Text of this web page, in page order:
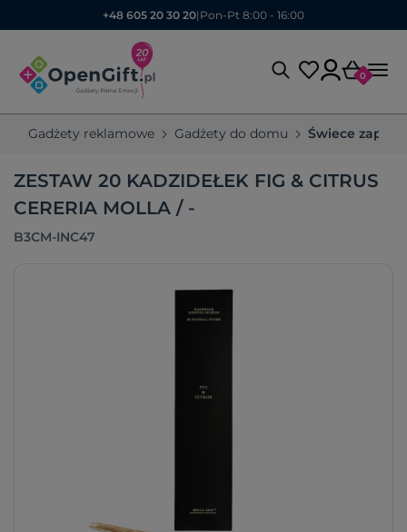
+48 605 20 30 20| Pon-Pt 8:00 - 16:00
0
Gadżety reklamowe Gadżety do domu Świece
ZESTAW 20 KADZIDEŁEK FIG & CITRUS
CERERIA MOLLA / -
B3CM-INC47